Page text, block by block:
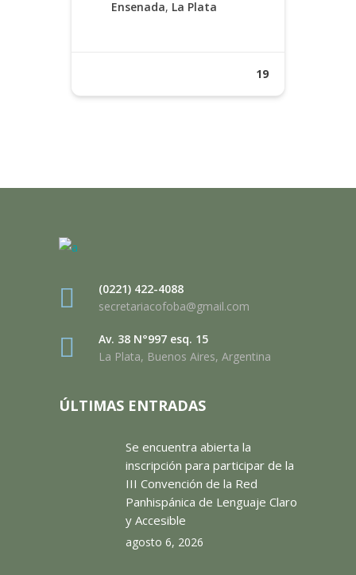
Ensenada, La Plata
19
(0221) 422-4088
secretariacofoba@gmail.com
Av. 38 N°997 esq. 15
La Plata, Buenos Aires, Argentina
ÚLTIMAS ENTRADAS
Se encuentra abierta la
inscripción para participar de la
III Convención de la Red
Panhispánica de Lenguaje Claro
y Accesible
agosto 6, 2026